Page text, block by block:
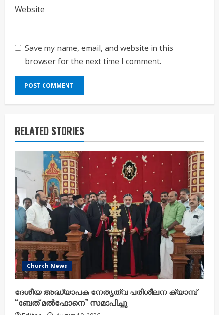
Website
Save my name, email, and website in this
browser for the next time I comment.
RELATED STORIES
Church News
ദേശീയ അദ്ധ്യാപക നേതൃത്വ പരിശീലന ക്യാമ്പ്
“ബേത് മൽഫോനെ” സമാപിച്ചു